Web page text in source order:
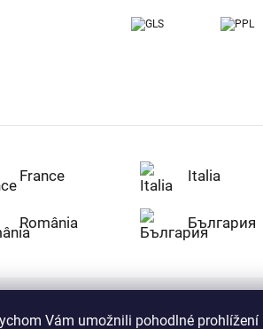
Vám umožnili pohodlné prohlížení
France Italia
România България